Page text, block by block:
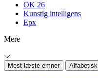
OK 26
Kunstig intelligens
Epx
Mere
Mest læste emner Alfabetisk